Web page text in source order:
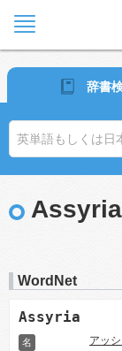
辞書
Assyria
WordNet
Assyria
名 アッ